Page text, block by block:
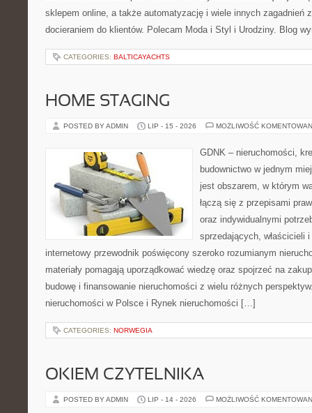
sklepem online, a także automatyzację i wiele innych zagadnień
docieraniem do klientów. Polecam Moda i Styl i Urodziny. Blog
CATEGORIES: BALTICAYACHTS
HOME STAGING
POSTED BY ADMIN LIP - 15 - 2026 MOŻLIWOŚĆ
GDNK – nieruchomości,
budownictwo w jednym
jest obszarem, w którym
łączą się z przepisami
oraz indywidualnymi
sprzedających, właścicieli
internetowy przewodnik poświęcony szeroko rozumianym
materiały pomagają uporządkować wiedzę oraz spojrzeć na
budowę i finansowanie nieruchomości z wielu różnych
nieruchomości w Polsce i Rynek nieruchomości […]
CATEGORIES: NORWEGIA
OKIEM CZYTELNIKA
POSTED BY ADMIN LIP - 14 - 2026 MOŻLIWOŚĆ